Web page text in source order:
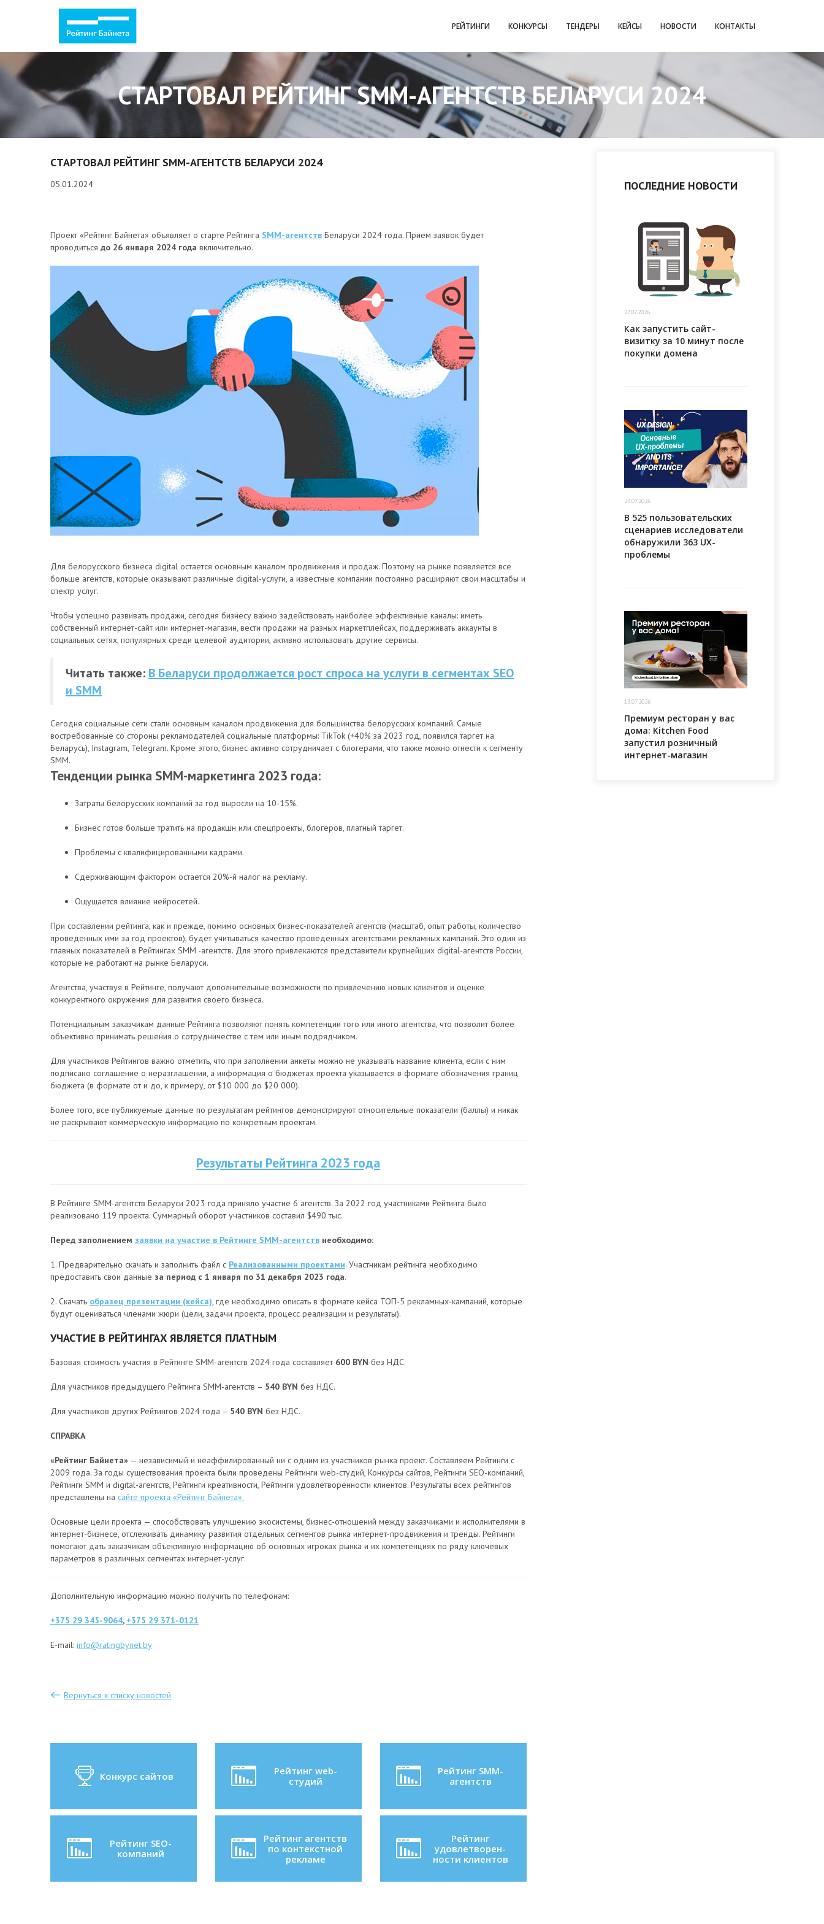
РЕЙТИНГИ КОНКУРСЫ ТЕНДЕРЫ КЕЙСЫ НОВОСТИ КОНТАКТЫ
СТАРТОВАЛ РЕЙТИНГ SMM-АГЕНТСТВ БЕЛАРУСИ 2024
СТАРТОВАЛ РЕЙТИНГ SMM-АГЕНТСТВ БЕЛАРУСИ 2024
05.01.2024
Проект «Рейтинг Байнета» объявляет о старте Рейтинга SMM-агентств Беларуси 2024 года. Прием заявок будет
проводиться до 26 января 2024 года включительно.
Для белорусского бизнеса digital остается основным каналом продвижения и продаж. Поэтому на рынке появляется все
больше агентств, которые оказывают различные digital-услуги, а известные компании постоянно расширяют свои масштабы и
спектр услуг.
Чтобы успешно развивать продажи, сегодня бизнесу важно задействовать наиболее эффективные каналы: иметь
собственный интернет-сайт или интернет-магазин, вести продажи на разных маркетплейсах, поддерживать аккаунты в
социальных сетях, популярных среди целевой аудитории, активно использовать другие сервисы.
Читать также: В Беларуси продолжается рост спроса на услуги в сегментах SEO
и SMM
Сегодня социальные сети стали основным каналом продвижения для большинства белорусских компаний. Самые
востребованные со стороны рекламодателей социальные платформы: TikTok (+40% за 2023 год, появился таргет на
Беларусь), Instagram, Telegram. Кроме этого, бизнес активно сотрудничает с блогерами, что также можно отнести к сегменту
SMM.
Тенденции рынка SMM-маркетинга 2023 года:
Затраты белорусских компаний за год выросли на 10-15%.
Бизнес готов больше тратить на продакшн или спецпроекты, блогеров, платный таргет.
Проблемы с квалифицированными кадрами.
Сдерживающим фактором остается 20%-й налог на рекламу.
Ощущается влияние нейросетей.
При составлении рейтинга, как и прежде, помимо основных бизнес-показателей агентств (масштаб, опыт работы, количество
проведенных ими за год проектов), будет учитываться качество проведенных агентствами рекламных кампаний. Это один из
главных показателей в Рейтингах SMM -агентств. Для этого привлекаются представители крупнейших digital-агентств России,
которые не работают на рынке Беларуси.
Агентства, участвуя в Рейтинге, получают дополнительные возможности по привлечению новых клиентов и оценке
конкурентного окружения для развития своего бизнеса.
Потенциальным заказчикам данные Рейтинга позволяют понять компетенции того или иного агентства, что позволит более
объективно принимать решения о сотрудничестве с тем или иным подрядчиком.
Для участников Рейтингов важно отметить, что при заполнении анкеты можно не указывать название клиента, если с ним
подписано соглашение о неразглашении, а информация о бюджетах проекта указывается в формате обозначения границ
бюджета (в формате от и до, к примеру, от $10 000 до $20 000).
Более того, все публикуемые данные по результатам рейтингов демонстрируют относительные показатели (баллы) и никак
не раскрывают коммерческую информацию по конкретным проектам.
Результаты Рейтинга 2023 года
В Рейтинге SMM-агентств Беларуси 2023 года приняло участие 6 агентств. За 2022 год участниками Рейтинга было
реализовано 119 проекта. Суммарный оборот участников составил $490 тыс.
Перед заполнением заявки на участие в Рейтинге SMM-агентств необходимо:
1. Предварительно скачать и заполнить файл с Реализованными проектами. Участникам рейтинга необходимо
предоставить свои данные за период с 1 января по 31 декабря 2023 года.
2. Скачать образец презентации (кейса), где необходимо описать в формате кейса ТОП-5 рекламных-кампаний, которые
будут оцениваться членами жюри (цели, задачи проекта, процесс реализации и результаты).
УЧАСТИЕ В РЕЙТИНГАХ ЯВЛЯЕТСЯ ПЛАТНЫМ
Базовая стоимость участия в Рейтинге SMM-агентств 2024 года составляет 600 BYN без НДС.
Для участников предыдущего Рейтинга SMM-агентств – 540 BYN без НДС.
Для участников других Рейтингов 2024 года – 540 BYN без НДС.
СПРАВКА
«Рейтинг Байнета» — независимый и неаффилированный ни с одним из участников рынка проект. Составляем Рейтинги с
2009 года. За годы существования проекта были проведены Рейтинги web-студий, Конкурсы сайтов, Рейтинги SEO-компаний,
Рейтинги SMM и digital-агентств, Рейтинги креативности, Рейтинги удовлетворённости клиентов. Результаты всех рейтингов
представлены на сайте проекта «Рейтинг Байнета».
Основные цели проекта — способствовать улучшению экосистемы, бизнес-отношений между заказчиками и исполнителями в
интернет-бизнесе, отслеживать динамику развития отдельных сегментов рынка интернет-продвижения и тренды. Рейтинги
помогают дать заказчикам объективную информацию об основных игроках рынка и их компетенциях по ряду ключевых
параметров в различных сегментах интернет-услуг.
Дополнительную информацию можно получить по телефонам:
+375 29 345-9064, +375 29 371-0121
E-mail: info@ratingbynet.by
Вернуться к списку новостей
Конкурс сайтов
Рейтинг web-
студий
Рейтинг SMM-
агентств
Рейтинг SEO-
компаний
Рейтинг агентств
по контекстной
рекламе
Рейтинг
удовлетворен-
ности клиентов
ПОСЛЕДНИЕ НОВОСТИ
27.07.2026
Как запустить сайт-
визитку за 10 минут после
покупки домена
23.07.2026
В 525 пользовательских
сценариев исследователи
обнаружили 363 UX-
проблемы
13.07.2026
Премиум ресторан у вас
дома: Kitchen Food
запустил розничный
интернет-магазин